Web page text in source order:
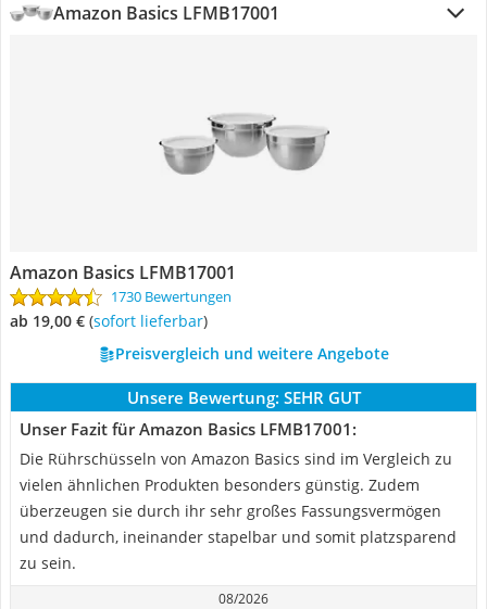
Amazon Basics LFMB17001
Amazon Basics LFMB17001
1730 Bewertungen
ab 19,00 € ( Sofort lieferbar)
Preisvergleich und weitere Angebote
Unsere Bewertung: SEHR GUT
Unser Fazit für Amazon Basics LFMB17001:
Die Rührschüsseln von Amazon Basics sind im Vergleich zu
vielen ähnlichen Produkten besonders günstig. Zudem
überzeugen sie durch ihr sehr großes Fassungsvermögen
und dadurch, ineinander stapelbar und somit platzsparend
zu sein.
08/2026